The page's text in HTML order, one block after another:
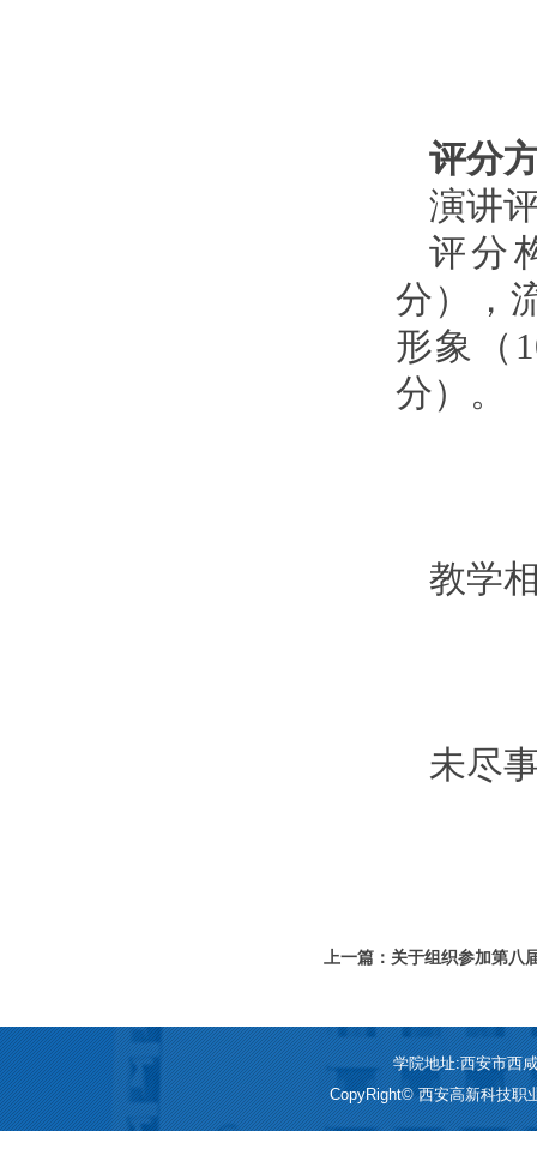
评分
演讲
评分
分），
形象（
分）。
教学
未尽
上一篇：关于组织参加第
学院地址:西安市西
CopyRight© 西安高新科技职